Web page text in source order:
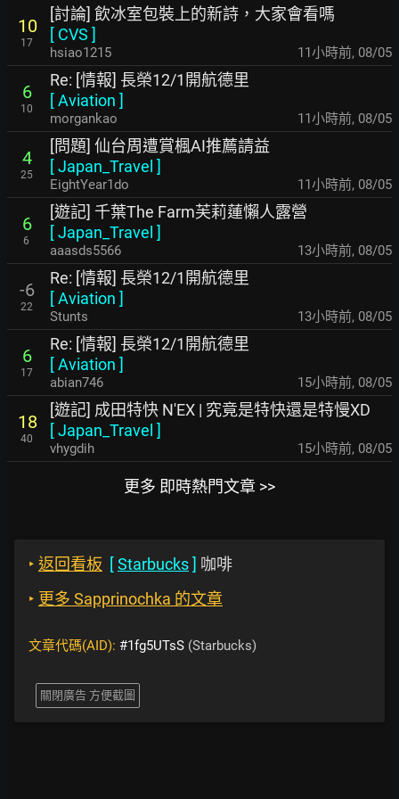
10
17
[討論] 飲冰室包裝上的新詩，大家會看嗎
[ CVS ]
hsiao1215 11小時前, 08/05
6
10
Re: [情報] 長榮12/1開航德里
[Aviation ]
morgankao 11小時前, 08/05
4
25
[問題] 仙台周遭賞楓AI推薦請益
[Japan_Travel ]
EightYear1do 11小時前, 08/05
6
6
[遊記] 千葉The Farm芙莉蓮懶人露營
[Japan_Travel ]
aaasds5566 13小時前, 08/05
-6
22
Re: [情報] 長榮12/1開航德里
[Aviation ]
Stunts 13小時前, 08/05
6
17
Re: [情報] 長榮12/1開航德里
[Aviation ]
abian746 15小時前, 08/05
18
40
[遊記] 成田特快 N'EX | 究竟是特快還是特慢XD
[Japan_Travel ]
vhygdih 15小時前, 08/05
更多 即時熱門文章 >>
‣ 返回看板 [Starbucks] 咖啡
‣ 更多 Sapprinochka 的文章
文章代碼(AID): #1fg5UTsS (Starbucks)
關閉廣告 方便截圖